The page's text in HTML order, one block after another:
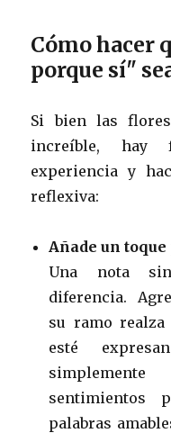
Cómo hacer
porque sí"
Si bien las
increíble, hay
experiencia y
reflexiva:
Añade un
Una nota
diferencia.
su ramo realza
esté
sentimientos
palabras